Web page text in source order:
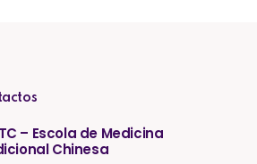
– Escola de Medicina
Chinesa